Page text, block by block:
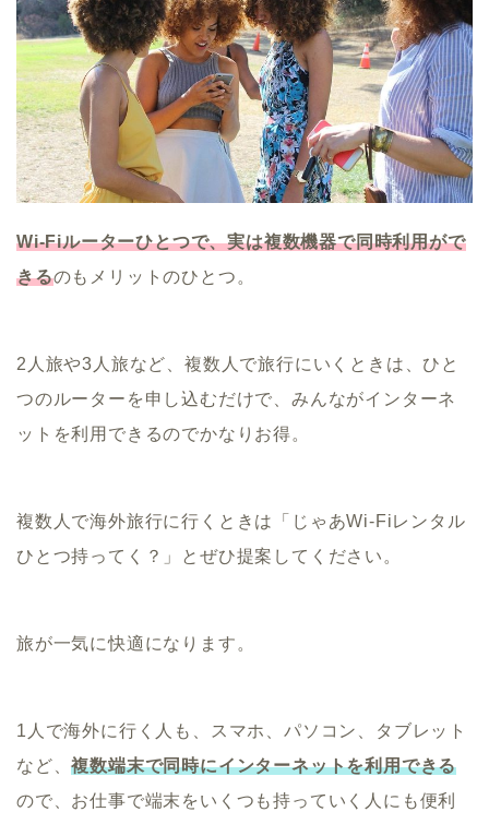
Wi-Fiルーターひとつで、実は複数機器で同時利用がで
きるのもメリットのひとつ。
2人旅や3人旅など、複数人で旅行にいくときは、ひと
つのルーターを申し込むだけで、みんながインターネ
ットを利用できるのでかなりお得。
複数人で海外旅行に行くときは「じゃあWi-Fiレンタル
ひとつ持ってく？」とぜひ提案してください。
旅が一気に快適になります。
1人で海外に行く人も、スマホ、パソコン、タブレット
など、複数端末で同時にインターネットを利用できる
ので、お仕事で端末をいくつも持っていく人にも便利